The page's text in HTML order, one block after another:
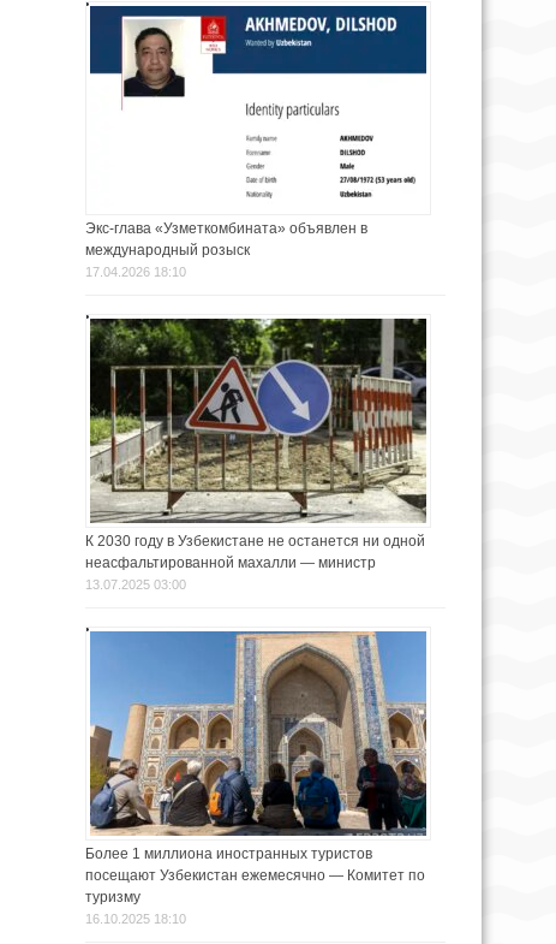
Экс-глава «Узметкомбината» объявлен в
международный розыск
17.04.2026 18:10
К 2030 году в Узбекистане не останется ни одной
неасфальтированной махалли — министр
13.07.2025 03:00
Более 1 миллиона иностранных туристов
посещают Узбекистан ежемесячно — Комитет по
туризму
16.10.2025 18:10